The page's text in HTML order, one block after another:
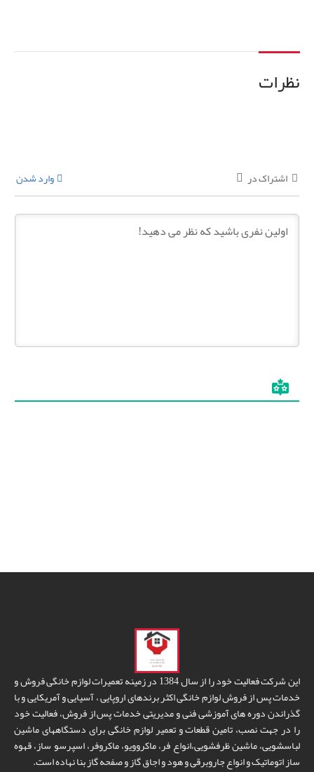
نظرات
اشتراک در وارد شدن
این شرکت فعالیت خود را از سال 1384 در زمینه تعمیرات لوازم خانگی فروش و
خدمات پس از فروش لوازم خانگی اکثر برندهای اروپایی ، آسیایی و آمریکایی و با
گذراندن دوره های آموزشی فنی و مدیریتی خدمات پس از فروش، فعالیت خود
را در جهت نصب، تامین قطعات و تعمیر لوازم خانگی برای دستگاههای ماشین
لباسشویی، ماشین ظرفشویی،انواع فر، ماکروویو، ماکروفر، اسپرسو ساز، قهوه
ساز اتوماتیک و انواع جاروبرقی و هود و اجاق گاز و صفحه گاز بنا نهاده است.